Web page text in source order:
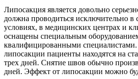
Липосакция является довольно
должна проводиться исключительно в
условиях, в медицинских центрах и
оснащены специальным
квалифицированными
липосакции пациенты находятся на
трех дней. Снятие швов обычно
дней. Эффект от липосакции можно